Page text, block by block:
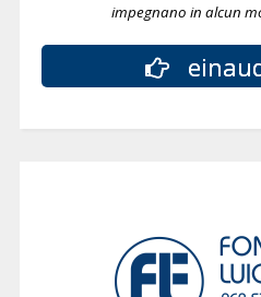
impegnano in alcun